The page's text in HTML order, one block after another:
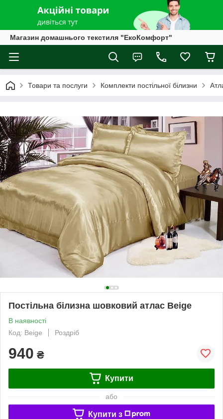
Магазин домашнього текстиля "ЕкоКомфорт"
Товари та послуги Комплекти постільної білизни
Постільна білизна шовковий атлас Beige
В наявності
Код: Beige
Роздріб
940 ₴
Купити
або
Купити з